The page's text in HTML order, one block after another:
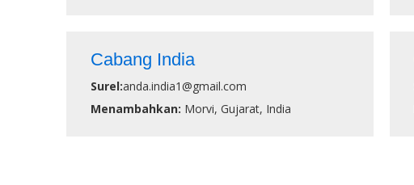
Cabang India
Surel:anda.india1@gmail.com
Menambahkan: Morvi, Gujarat, India